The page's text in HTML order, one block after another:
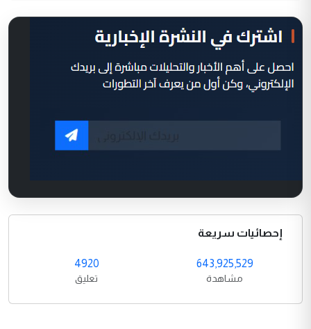
إحصائيات سريعة
643,925,529
مشاهدة
4920
تعليق